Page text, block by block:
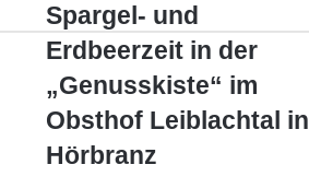
Spargel-
und
Erdbeerzeit
der
„Genusskiste“
im
Obsthof
Spargel- und
Erdbeerzeit in der
„Genusskiste“ im
Obsthof Leiblachtal in
Hörbranz